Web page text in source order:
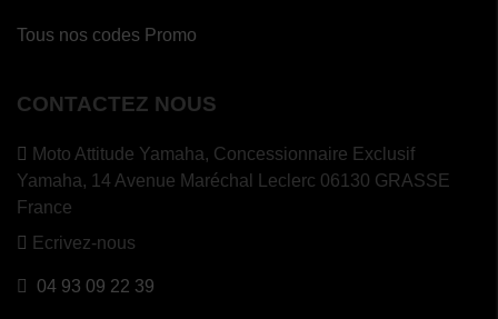
Tous nos codes Promo
CONTACTEZ NOUS
Moto Attitude Yamaha, Concessionnaire Exclusif
Yamaha, 14 Avenue Maréchal Leclerc 06130 GRASSE
France
Ecrivez-nous
04 93 09 22 39